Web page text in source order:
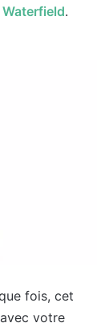
Waterfield.
fois, cet
votre